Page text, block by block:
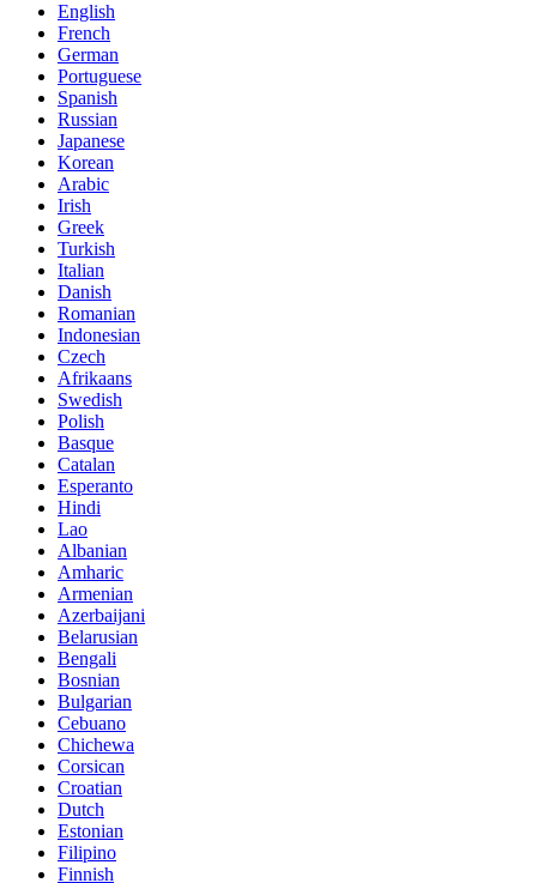
English
French
German
Portuguese
Spanish
Russian
Japanese
Korean
Arabic
Irish
Greek
Turkish
Italian
Danish
Romanian
Indonesian
Czech
Afrikaans
Swedish
Polish
Basque
Catalan
Esperanto
Hindi
Lao
Albanian
Amharic
Armenian
Azerbaijani
Belarusian
Bengali
Bosnian
Bulgarian
Cebuano
Chichewa
Corsican
Croatian
Dutch
Estonian
Filipino
Finnish